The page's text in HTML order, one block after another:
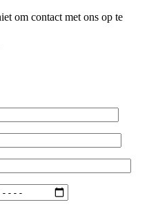
om contact met ons op te